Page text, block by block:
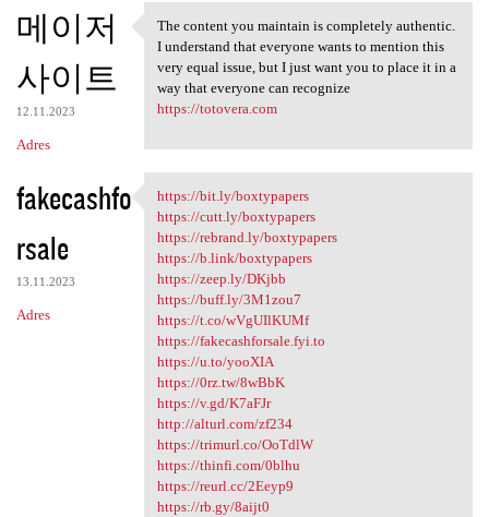
메이저
사이트
12.11.2023
Adres
The content you maintain is
The content you maintain is completely authentic.
I understand that everyone wants to mention this
very equal issue, but I just want you to place it in a
way that everyone can recognize
https://totovera.com
fakecashfo
rsale
13.11.2023
Adres
https://bit.ly/boxtypapers
https://bit.ly/boxtypapers
https://cutt.ly/boxtypapers
https://rebrand.ly/boxtypapers
https://b.link/boxtypapers
https://zeep.ly/DKjbb
https://buff.ly/3M1zou7
https://t.co/wVgUIlKUMf
https://fakecashforsale.fyi.to
https://u.to/yooXIA
https://0rz.tw/8wBbK
https://v.gd/K7aFJr
http://alturl.com/zf234
https://trimurl.co/OoTdlW
https://thinfi.com/0blhu
https://reurl.cc/2Eeyp9
https://rb.gy/8aijt0